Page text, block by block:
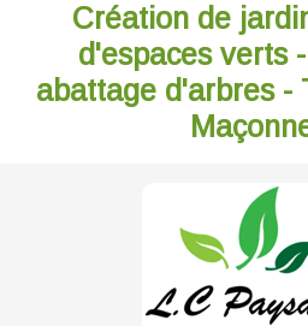
Création de
d'espaces verts
abattage d'arbres -